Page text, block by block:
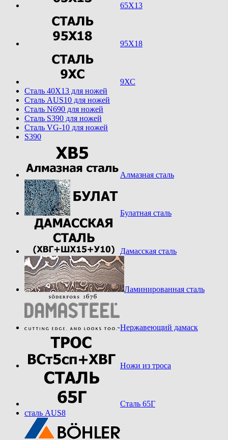
65Х13
95Х18
9ХС
Cталь 40Х13 для ножей
Cталь AUS10 для ножей
Cталь N690 для ножей
Cталь S390 для ножей
Cталь VG-10 для ножей
S390
Алмазная сталь
Булатная сталь
Дамасская сталь
Ламинированная сталь
Нержавеющий дамаск
Ножи из троса
Сталь 65Г
сталь AUS8